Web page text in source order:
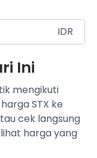
IDR
Ini
mengikuti
STX ke
cek langsung
harga yang